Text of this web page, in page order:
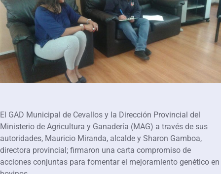
El GAD Municipal de Cevallos y la Dirección Provincial del
Ministerio de Agricultura y Ganadería (MAG) a través de sus
autoridades, Mauricio Miranda, alcalde y Sharon Gamboa,
directora provincial; firmaron una carta compromiso de
acciones conjuntas para fomentar el mejoramiento genético en